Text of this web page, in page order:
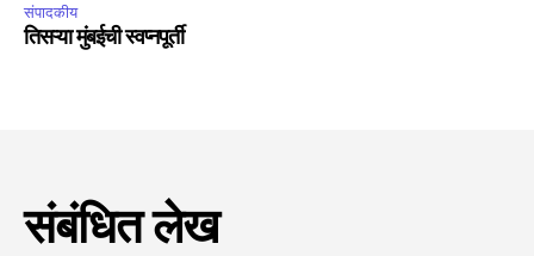
संपादकीय
तिसऱ्या मुंबईची स्वप्नपूर्ती
संबंधित लेख